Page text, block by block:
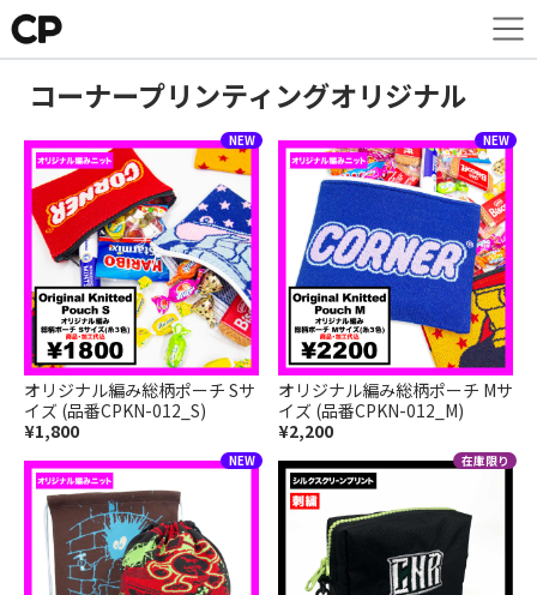
コーナープリンティングオリジナル
オリジナル編み総柄ポーチ Sサ
イズ (品番CPKN-012_S)
¥1,800
オリジナル編み総柄ポーチ Mサ
イズ (品番CPKN-012_M)
¥2,200